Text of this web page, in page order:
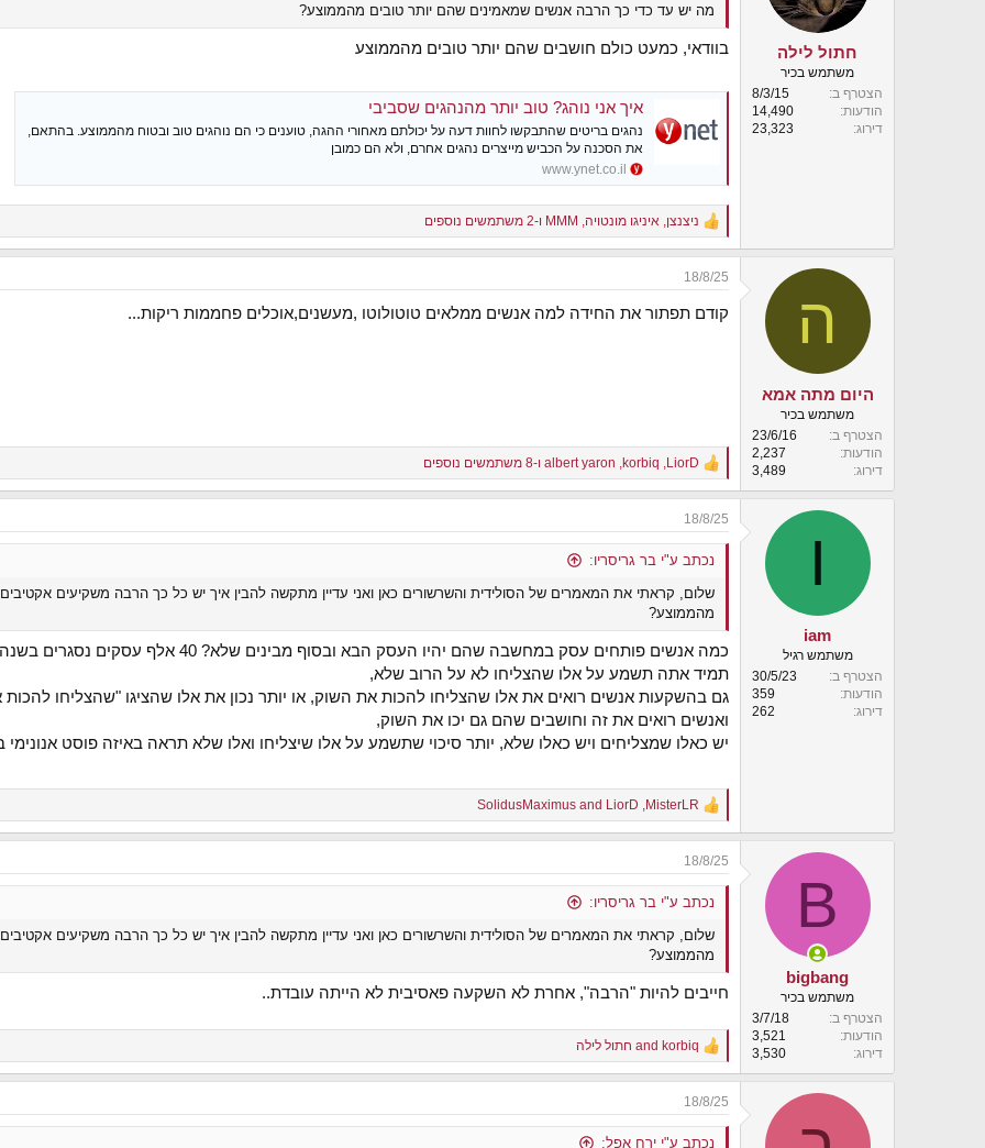
חתול לילה
משתמש בכיר
הצטרף ב
8/3/15
הודעות
14,490
דירוג
23,323
מה יש עד כדי כך הרבה אנשים שמאמינים שהם יותר טובים מהממוצע?
בוודאי, כמעט כולם חושבים שהם יותר טובים מהממוצע
איך אני נוהג? טוב יותר מהנהגים שסביבי
נהגים בריטים שהתבקשו לחוות דעה על יכולתם מאחורי ההגה, טוענים כי הם נוהגים טוב ובטוח מהממוצע. בהתאם,
את הסכנה על הכביש מייצרים נהגים אחרם, ולא הם כמובן
www.ynet.co.il
R
e
c
i
ניצנצן, איניגו מונטויה,
MMM ו-2 משתמשים נוספים
ה
היום מתה אמא
משתמש בכיר
הצטרף ב
23/6/16
הודעות
2,237
דירוג
3,489
18/8/25
קודם תפתור את החידה למה אנשים ממלאים טוטולוטו ,מעשנים,אוכלים פחממות ריקות...
R
e
c
t
n
:
LiorD
,
korbiq
,
albert yaron ו-8 משתמשים נוספים
I
iam
משתמש רגיל
הצטרף ב
30/5/23
הודעות
359
דירוג
262
18/8/25
נכתב ע"י בר גריסריו:
שלום, קראתי את המאמרים של הסולידית והשרשורים כאן ואני עדיין מתקשה להבין איך יש כל כך הרבה משקיעים
מהממוצע?
כמה אנשים פותחים עסק במחשבה שהם יהיו העסק הבא ובסוף מבינים שלא? 40 אלף עסקים נסגרים בשנה
תמיד אתה תשמע על אלו שהצליחו לא על הרוב שלא,
גם בהשקעות אנשים רואים את אלו שהצליחו להכות את השוק, או יותר נכון את אלו שהציגו "שהצליחו
ואנשים רואים את זה וחושבים שהם גם יכו את השוק,
יש כאלו שמצליחים ויש כאלו שלא, יותר סיכוי שתשמע על אלו שיצליחו ואלו שלא תראה באיזה פוסט אנונימי
R
e
c
t
n
:
MisterLR
,
LiorD
SolidusMaximus
B
bigbang
משתמש בכיר
הצטרף ב
3/7/18
הודעות
3,521
דירוג
3,530
18/8/25
נכתב ע"י בר גריסריו:
שלום, קראתי את המאמרים של הסולידית והשרשורים כאן ואני עדיין מתקשה להבין איך יש כל כך הרבה משקיעים
מהממוצע?
חייבים להיות "הרבה", אחרת לא השקעה פאסיבית לא הייתה עובדת..
R
e
c
t
korbiq חתול לילה
18/8/25
נכתב ע"י ירח אפל: